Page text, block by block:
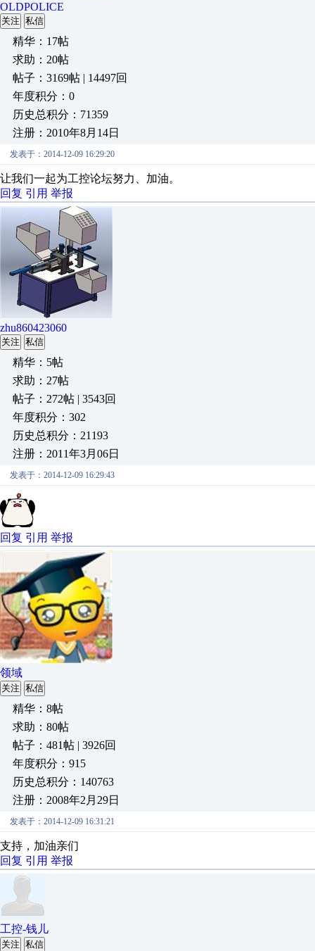
OLDPOLICE
关注 私信
精华：17帖
求助：20帖
帖子：3169帖 | 14497回
年度积分：0
历史总积分：71359
注册：2010年8月14日
发表于：2014-12-09 16:29:20
让我们一起为工控论坛努力、加油。
回复 引用 举报
zhu860423060
关注 私信
精华：5帖
求助：27帖
帖子：272帖 | 3543回
年度积分：302
历史总积分：21193
注册：2011年3月06日
发表于：2014-12-09 16:29:43
回复 引用 举报
领域
关注 私信
精华：8帖
求助：80帖
帖子：481帖 | 3926回
年度积分：915
历史总积分：140763
注册：2008年2月29日
发表于：2014-12-09 16:31:21
支持，加油亲们
回复 引用 举报
工控-钱儿
关注 私信